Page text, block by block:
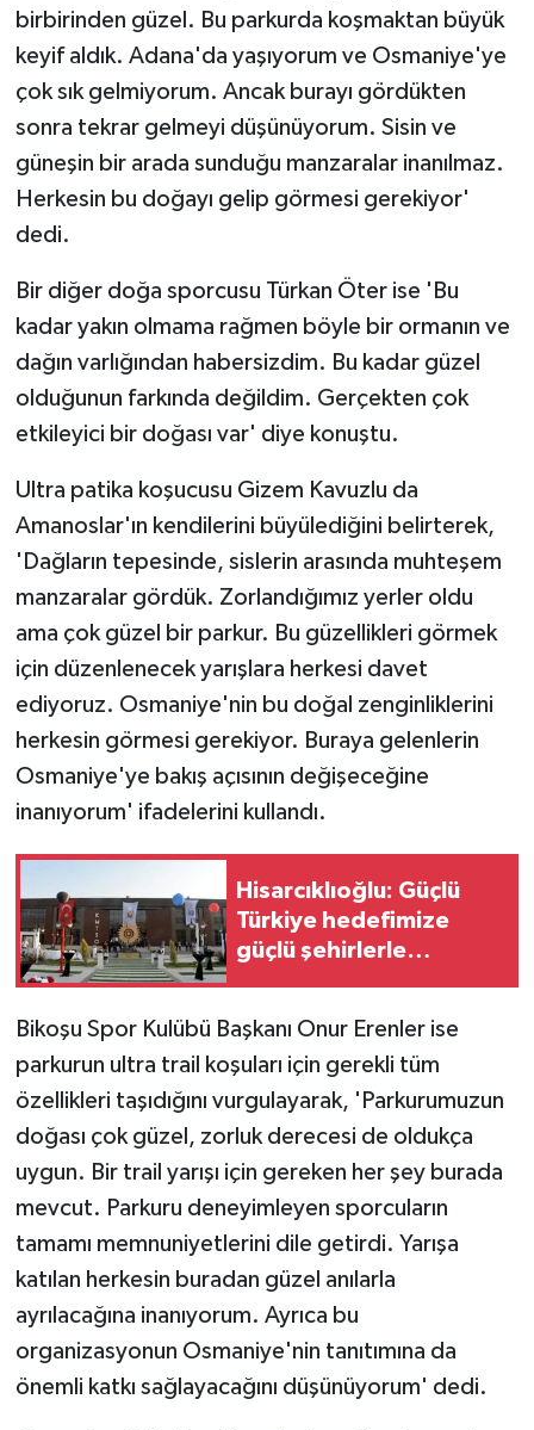
birbirinden güzel. Bu parkurda koşmaktan büyük
keyif aldık. Adana'da yaşıyorum ve Osmaniye'ye
çok sık gelmiyorum. Ancak burayı gördükten
sonra tekrar gelmeyi düşünüyorum. Sisin ve
güneşin bir arada sunduğu manzaralar inanılmaz.
Herkesin bu doğayı gelip görmesi gerekiyor'
dedi.
Bir diğer doğa sporcusu Türkan Öter ise 'Bu
kadar yakın olmama rağmen böyle bir ormanın ve
dağın varlığından habersizdim. Bu kadar güzel
olduğunun farkında değildim. Gerçekten çok
etkileyici bir doğası var' diye konuştu.
Ultra patika koşucusu Gizem Kavuzlu da
Amanoslar'ın kendilerini büyülediğini belirterek,
'Dağların tepesinde, sislerin arasında muhteşem
manzaralar gördük. Zorlandığımız yerler oldu
ama çok güzel bir parkur. Bu güzellikleri görmek
için düzenlenecek yarışlara herkesi davet
ediyoruz. Osmaniye'nin bu doğal zenginliklerini
herkesin görmesi gerekiyor. Buraya gelenlerin
Osmaniye'ye bakış açısının değişeceğine
inanıyorum' ifadelerini kullandı.
Hisarcıklıoğlu: Güçlü
Türkiye hedefimize
güçlü şehirlerle
Bikoşu Spor Kulübü Başkanı Onur Erenler ise
parkurun ultra trail koşuları için gerekli tüm
özellikleri taşıdığını vurgulayarak, 'Parkurumuzun
doğası çok güzel, zorluk derecesi de oldukça
uygun. Bir trail yarışı için gereken her şey burada
mevcut. Parkuru deneyimleyen sporcuların
tamamı memnuniyetlerini dile getirdi. Yarışa
katılan herkesin buradan güzel anılarla
ayrılacağına inanıyorum. Ayrıca bu
organizasyonun Osmaniye'nin tanıtımına da
önemli katkı sağlayacağını düşünüyorum' dedi.